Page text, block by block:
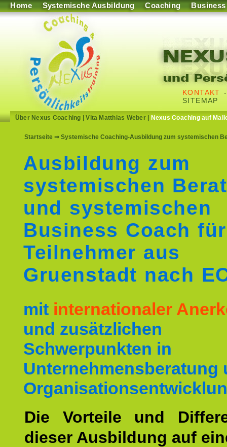
Home Systemische Ausbildung Coaching Business
KONTAKT
SITEMAP
Über Nexus Coaching |Vita Matthias Weber| Nexus Coaching auf
Startseite ⇒ Systemische Coaching-Ausbildung zum systemischen
Ausbildung zum
systemischen
und systemischen
Business Coach für
Teilnehmer aus
Gruenstadt nach
mit internationaler
und zusätzlichen
Schwerpunkten in
Unternehmensberatung
Die Vorteile und
dieser Ausbildung auf